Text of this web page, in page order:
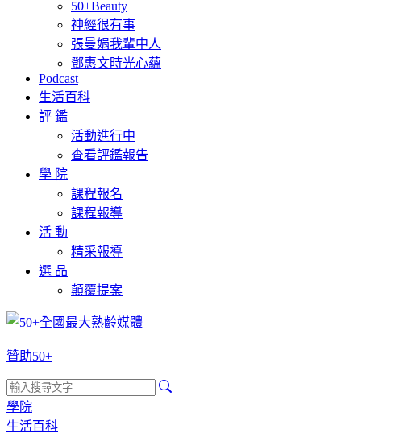
50+Beauty
神經很有事
張曼娟我輩中人
鄧惠文時光心蘊
Podcast
生活百科
評 鑑
活動進行中
查看評鑑報告
學 院
課程報名
課程報導
活 動
精采報導
選 品
顛覆提案
贊助50+
學院
生活百科